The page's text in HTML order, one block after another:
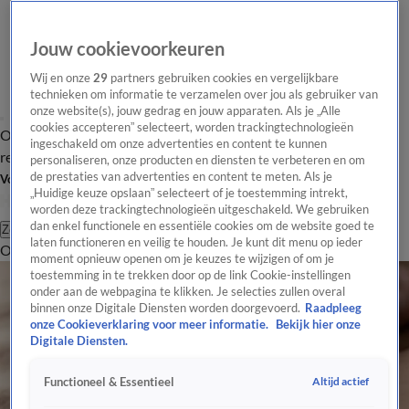
Overzicht Laatste nieuws Regionieuws Het beste van Hart
Tip de
redactie
Volg Hart van Nederland
Zoeken
OverzichtRegioUitzendingenWeerTip de redactiePanelVideo's
Jouw cookievoorkeuren
Wij en onze29 partners gebruiken cookies en vergelijkbare
technieken om informatie te verzamelen over jou als gebruiker van
onze website(s), jouw gedrag en jouw apparaten. Als je „Alle
cookies accepteren” selecteert, worden trackingtechnologieën
ingeschakeld om onze advertenties en content te kunnen
personaliseren, onze producten en diensten te verbeteren en om
de prestaties van advertenties en content te meten. Als je
„Huidige keuze opslaan” selecteert of je toestemming intrekt,
worden deze trackingtechnologieën uitgeschakeld. We gebruiken
dan enkel functionele en essentiële cookies om de website goed te
laten functioneren en veilig te houden. Je kunt dit menu op ieder
moment opnieuw openen om je keuzes te wijzigen of om je
toestemming in te trekken door op de link Cookie-instellingen
onder aan de webpagina te klikken. Je selecties zullen overal
binnen onze Digitale Diensten worden doorgevoerd. Raadpleeg
onze Cookieverklaring voor meer informatie.
Bekijk hier onze
Digitale Diensten.
Functioneel & Essentieel Altijd actief